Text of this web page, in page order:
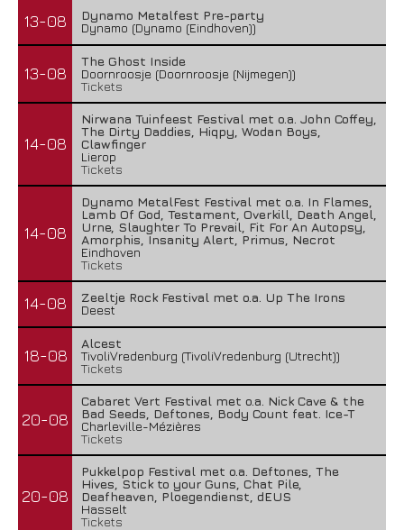
13-08
Dynamo Metalfest Pre-party
Dynamo (Dynamo (Eindhoven))
13-08
The Ghost Inside
Doornroosje (Doornroosje (Nijmegen))
Tickets
14-08
Nirwana Tuinfeest Festival met o.a. John Coffey,
The Dirty Daddies, Hiqpy, Wodan Boys,
Clawfinger
Lierop
Tickets
14-08
Dynamo MetalFest Festival met o.a. In Flames,
Lamb Of God, Testament, Overkill, Death Angel,
Urne, Slaughter To Prevail, Fit For An Autopsy,
Amorphis, Insanity Alert, Primus, Necrot
Eindhoven
Tickets
14-08
Zeeltje Rock Festival met o.a. Up The Irons
Deest
18-08
Alcest
TivoliVredenburg (TivoliVredenburg (Utrecht))
Tickets
20-08
Cabaret Vert Festival met o.a. Nick Cave & the
Bad Seeds, Deftones, Body Count feat. Ice-T
Charleville-Mézières
Tickets
20-08
Pukkelpop Festival met o.a. Deftones, The
Hives, Stick to your Guns, Chat Pile,
Deafheaven, Ploegendienst, dEUS
Hasselt
Tickets